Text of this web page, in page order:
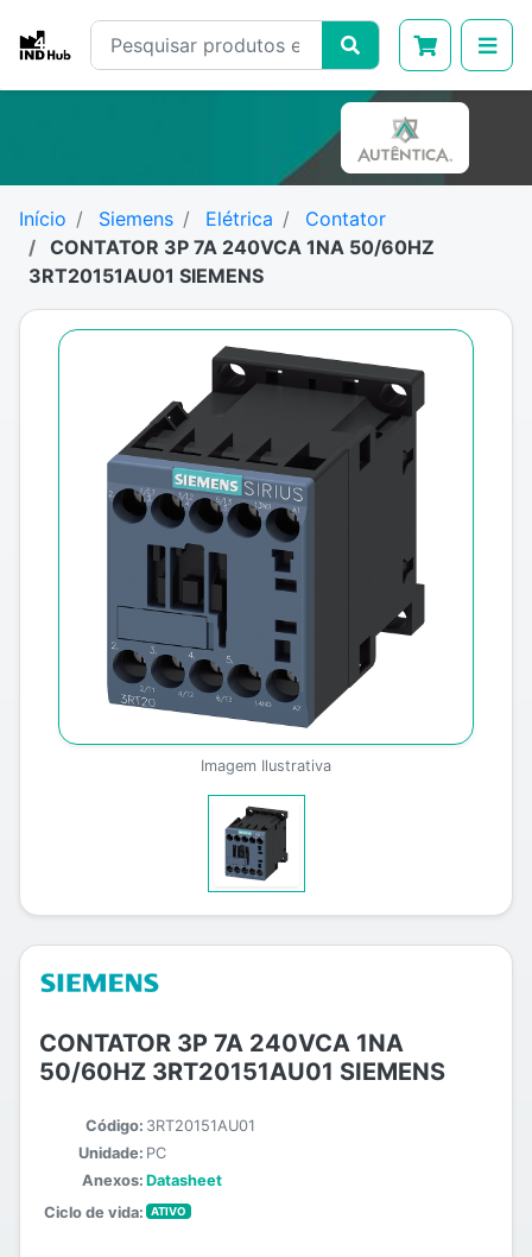
Início Siemens Elétrica
Contator
CONTATOR 3P 7A 240VCA 1NA 50/60HZ
3RT20151AU01 SIEMENS
Imagem Ilustrativa
CONTATOR 3P 7A 240VCA 1NA
50/60HZ 3RT20151AU01 SIEMENS
Código: 3RT20151AU01
Unidade: PC
Anexos: Datasheet
Ciclo de vida:
ATIVO